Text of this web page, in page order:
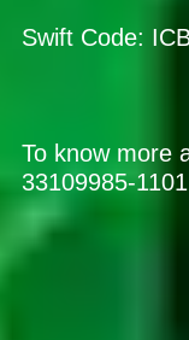
Swift Code:
To know more
33109985-1101